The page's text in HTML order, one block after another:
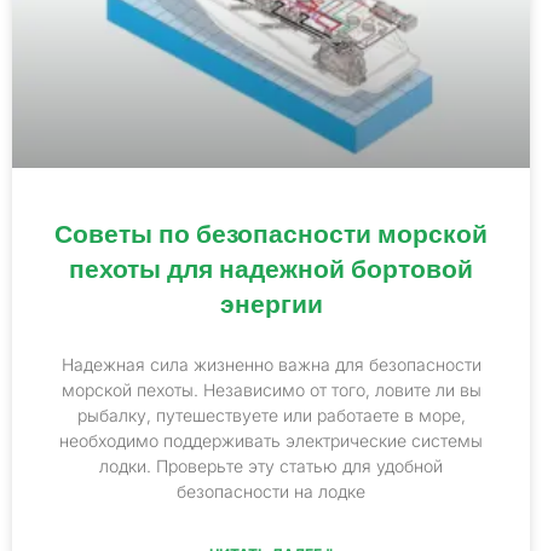
Советы по безопасности морской
пехоты для надежной бортовой
энергии
Надежная сила жизненно важна для безопасности
морской пехоты. Независимо от того, ловите ли вы
рыбалку, путешествуете или работаете в море,
необходимо поддерживать электрические системы
лодки. Проверьте эту статью для удобной
безопасности на лодке